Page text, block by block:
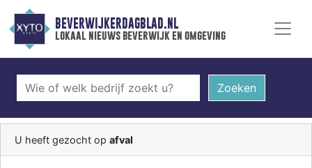
BEVERWIJKERDAGBLAD.NL
lokaal nieuws beverwijk en omgeving
Zoeken
U heeft gezocht op afval